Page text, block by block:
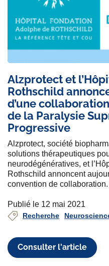
Alzprotect et
Rothschild
d’une
de la Paralysie
Progressive
Alzprotect, société
solutions thérapeutiques
neurodégénératives, et
Rothschild annoncent
convention de
Publié le 12 mai 2021
Recherche
Consulter l'article